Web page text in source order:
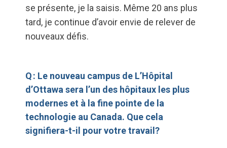
se présente, je la saisis. Même 20 ans plus
tard, je continue d’avoir envie de relever de
nouveaux défis.
Q : Le nouveau campus de L’Hôpital
d’Ottawa sera l’un des hôpitaux les plus
modernes et à la fine pointe de la
technologie au Canada. Que cela
signifiera-t-il pour votre travail?